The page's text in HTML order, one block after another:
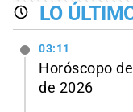
LO
03:11
Horóscopo
de 2026